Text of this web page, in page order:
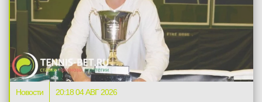
Новости 20:18 04 АВГ 2026